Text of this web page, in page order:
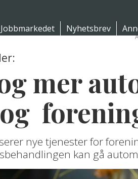
Jobbmarkedet Nyhetsbrev
mer
nye tjenester for
kan gå